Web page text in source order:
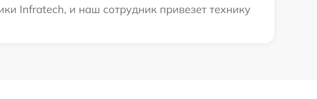
Infratech, и наш сотрудник привезет технику